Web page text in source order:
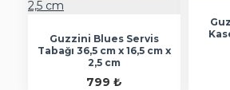
Guzzini Blues Servis
Tabağı 36,5 cm x 16,5 cm x
2,5 cm
799 ₺